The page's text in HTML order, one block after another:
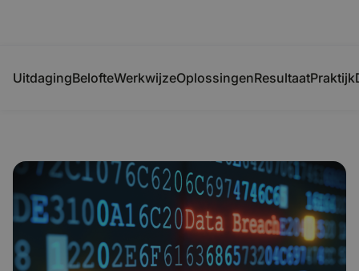
UitdagingBelofteWerkwijzeOplossingenResultaatPraktijk